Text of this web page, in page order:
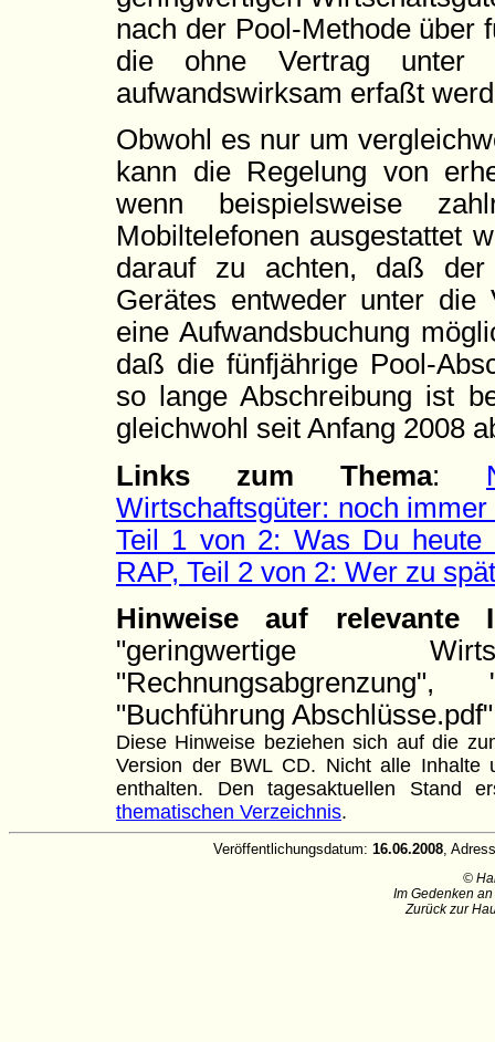
nach der Pool-Methode über
die ohne Vertrag unter
aufwandswirksam erfaßt
Obwohl es nur um
kann die Regelung von
wenn beispielsweise
Mobiltelefonen ausgestattet
darauf zu achten, daß der
Gerätes entweder unter die
eine Aufwandsbuchung
daß die fünfjährige Pool-
so lange Abschreibung ist
gleichwohl seit Anfang 2008
Links zum Thema:
Wirtschaftsgüter: noch
Teil 1 von 2: Was Du heute
RAP, Teil 2 von 2: Wer zu
Hinweise auf
"geringwertige
"Buchführung
Diese Hinweise beziehen sich auf die
Version der BWL CD. Nicht alle Inhalte
enthalten. Den tagesaktuellen Stand
thematischen Verzeichnis.
Veröffentlichungsdatum: 16.06.2008,
©
Im Gedenken
Zurück zur